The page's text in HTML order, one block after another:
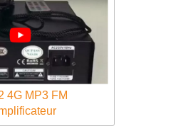
4G MP3 FM
classe D